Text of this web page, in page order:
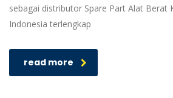
sebagai distributor Spare Part Alat Berat
Indonesia terlengkap
read more